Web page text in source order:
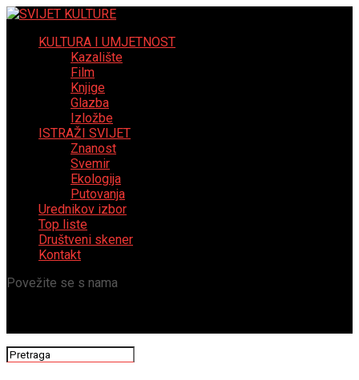
KULTURA I UMJETNOST
Kazalište
Film
Knjige
Glazba
Izložbe
ISTRAŽI SVIJET
Znanost
Svemir
Ekologija
Putovanja
Urednikov izbor
Top liste
Društveni skener
Kontakt
Povežite se s nama